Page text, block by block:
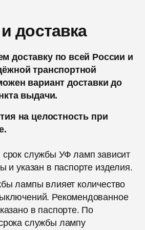
доставка
доставку по всей России и
транспортной
вариант доставки до
выдачи.
на целостность при
срок службы УФ ламп зависит
и указан в паспорте изделия.
лампы влияет количество
Рекомендованное
в паспорте. По
службы лампу